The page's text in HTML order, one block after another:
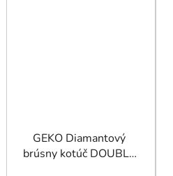
GEKO Diamantový
brúsny kotúč DOUBLE